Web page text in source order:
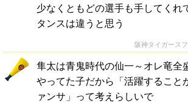
少なくともどの選手も手してくれ
タンスは違うと思う
阪神タイガース
隼太は青鬼時代の仙一～オレ竜全
やってた子だから「活躍すること
ァンサ」って考えらしいで